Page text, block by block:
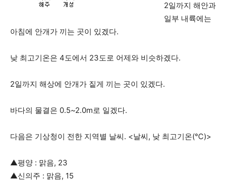
2일까지 해안과
일부 내륙에는
아침에 안개가 끼는 곳이 있겠다.
낮 최고기온은 4도에서 23도로 어제와 비슷하겠다.
2일까지 해상에 안개가 짙게 끼는 곳이 있겠다.
바다의 물결은 0.5~2.0m로 일겠다.
다음은 기상청이 전한 지역별 날씨. <날씨, 낮 최고기온(℃)>
▲평양 : 맑음, 23
▲신의주 : 맑음, 15